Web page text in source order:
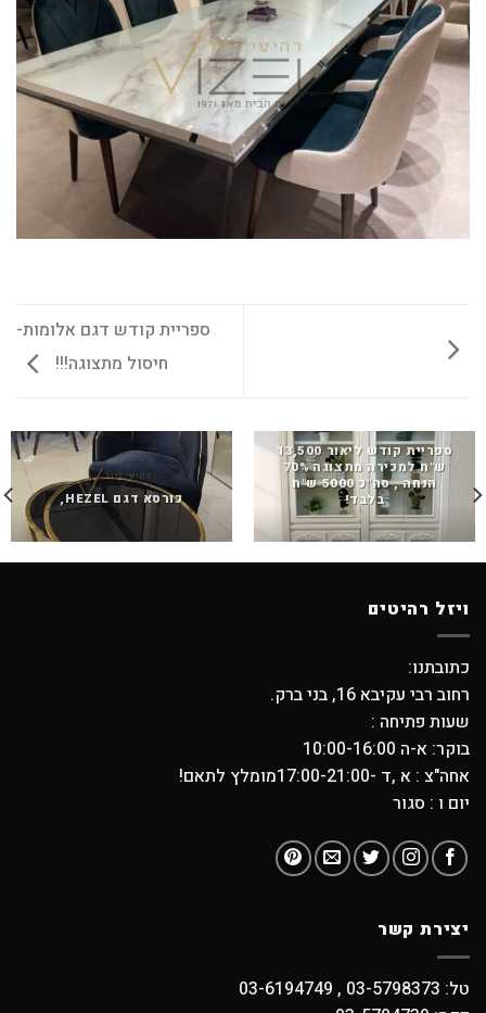
ספריית קודש דגם אלומות-
חיסול מתצוגה!!!
ספריית קודש ליאור 13,500
ש"ח למכירה מתצוגה 70%
הנחה , סה"כ 5000 ש"ח
בלבד!
כורסא דגם HEZEL,
ויזל רהיטים
כתובתנו:
רחוב רבי עקיבא 16, בני ברק.
שעות פתיחה :
בוקר: א-ה 10:00-16:00
אחה"צ : א ,ד -17:00-21:00מומלץ לתאם!
יום ו : סגור
יצירת קשר
טל: 03-5798373 , 03-6194749